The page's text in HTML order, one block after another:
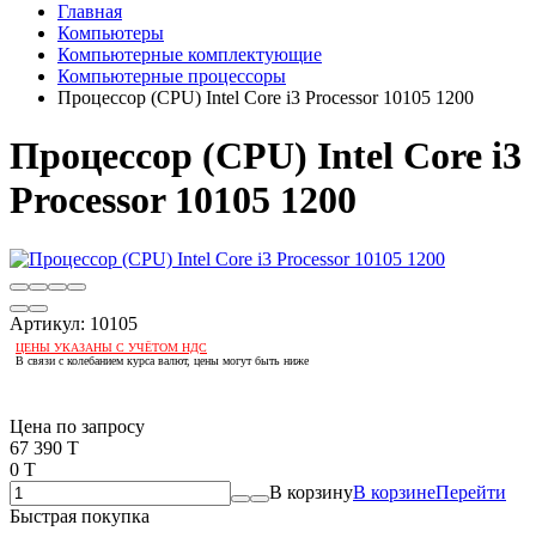
Главная
Компьютеры
Компьютерные комплектующие
Компьютерные процессоры
Процессор (CPU) Intel Core i3 Processor 10105 1200
Процессор (CPU) Intel Core i3
Processor 10105 1200
Артикул: 10105
ЦЕНЫ УКАЗАНЫ С УЧЁТОМ НДС
В связи с колебанием курса валют, цены могут быть ниже
Цена по запросу
67 390 T
0 T
В корзинуВ корзинеПерейти
Быстрая покупка